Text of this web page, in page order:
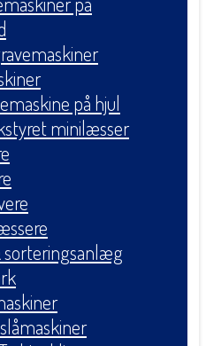
på hjul
minilæsser
sorteringsanlæg